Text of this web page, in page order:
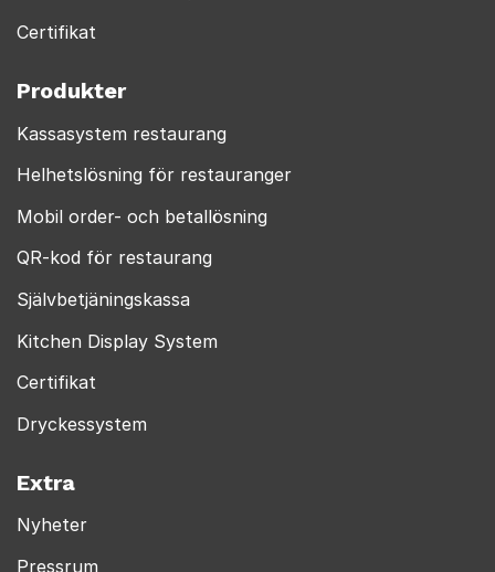
Certifikat
Produkter
Kassasystem restaurang
Helhetslösning för restauranger
Mobil order- och betallösning
QR-kod för restaurang
Självbetjäningskassa
Kitchen Display System
Certifikat
Dryckessystem
Extra
Nyheter
Pressrum